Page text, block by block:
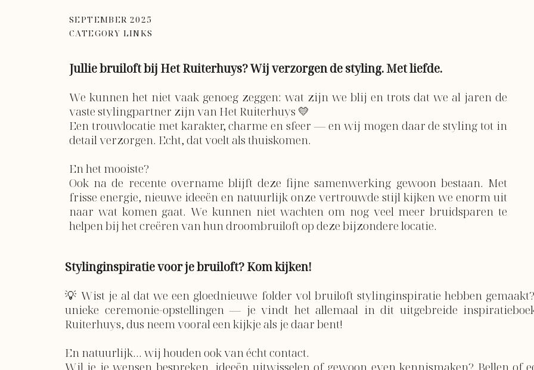
Jullie bruiloft bij Het Ruiterhuys? Wij verzorgen de styling. Met liefde.
We kunnen het niet vaak genoeg zeggen: wat zijn we blij en trots dat we al jaren de
vaste stylingpartner zijn van Het Ruiterhuys 💛⁠
Een trouwlocatie met karakter, charme en sfeer — en wij mogen daar de styling tot in
detail verzorgen. Echt, dat voelt als thuiskomen.
En het mooiste?
Ook na de recente overname blijft deze fijne samenwerking gewoon bestaan. Met
frisse energie, nieuwe ideeën en natuurlijk onze vertrouwde stijl kijken we enorm uit
naar wat komen gaat. We kunnen niet wachten om nog veel meer bruidsparen te
helpen bij het creëren van hun droombruiloft op deze bijzondere locatie.
CATEGORY LINKS
SEPTEMBER 2025
Stylinginspiratie voor je bruiloft? Kom kijken!
💡 Wist je al dat we een gloednieuwe folder vol bruiloft stylinginspiratie hebben
unieke ceremonie-opstellingen — je vindt het allemaal in dit uitgebreide
Ruiterhuys, dus neem vooral een kijkje als je daar bent!
En natuurlijk… wij houden ook van écht contact.